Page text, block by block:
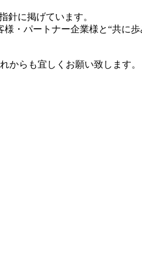
針に掲げています。
・パートナー企業様と“共に
からも宜しくお願い致します。